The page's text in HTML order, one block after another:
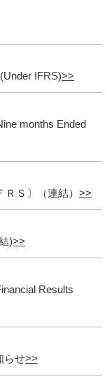
IFRS)
months Ended
ＲＳ〕（連結）
)
Results
らせ